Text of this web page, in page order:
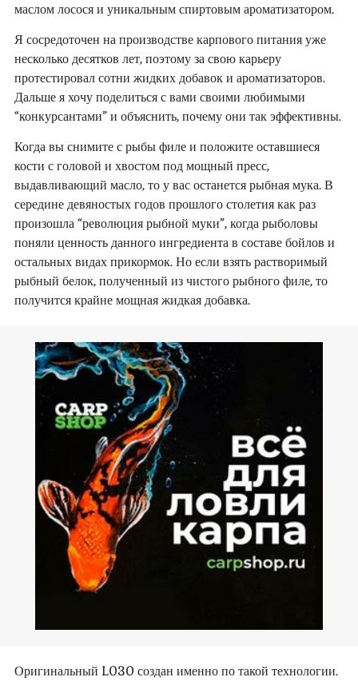
маслом лосося и уникальным спиртовым ароматизатором.
Я сосредоточен на производстве карпового питания уже
несколько десятков лет, поэтому за свою карьеру
протестировал сотни жидких добавок и ароматизаторов.
Дальше я хочу поделиться с вами своими любимыми
“конкурсантами” и объяснить, почему они так эффективны.
Когда вы снимите с рыбы филе и положите оставшиеся
кости с головой и хвостом под мощный пресс,
выдавливающий масло, то у вас останется рыбная мука. В
середине девяностых годов прошлого столетия как раз
произошла “революция рыбной муки”, когда рыболовы
поняли ценность данного ингредиента в составе бойлов и
остальных видах прикормок. Но если взять растворимый
рыбный белок, полученный из чистого рыбного филе, то
получится крайне мощная жидкая добавка.
Оригинальный L030 создан именно по такой технологии.